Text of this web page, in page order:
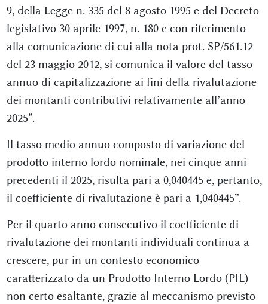
9, della Legge n. 335 del 8 agosto 1995 e del Decreto
legislativo 30 aprile 1997, n. 180 e con riferimento
alla comunicazione di cui alla nota prot. SP/561.12
del 23 maggio 2012, si comunica il valore del tasso
annuo di capitalizzazione ai fini della rivalutazione
dei montanti contributivi relativamente all’anno
2025”.
Il tasso medio annuo composto di variazione del
prodotto interno lordo nominale, nei cinque anni
precedenti il 2025, risulta pari a 0,040445 e, pertanto,
il coefficiente di rivalutazione è pari a 1,040445”.
Per il quarto anno consecutivo il coefficiente di
rivalutazione dei montanti individuali continua a
crescere, pur in un contesto economico
caratterizzato da un Prodotto Interno Lordo (PIL)
non certo esaltante, grazie al meccanismo previsto